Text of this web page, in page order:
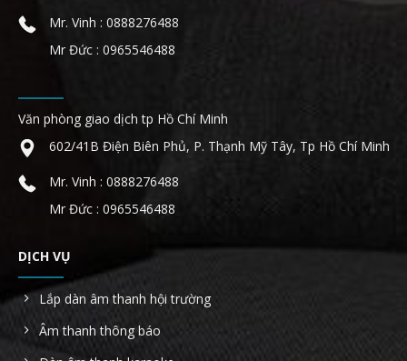
Mr. Vinh : 0888276488
Mr Đức : 0965546488
Văn phòng giao dịch tp Hồ Chí Minh
602/41B Điện Biên Phủ, P. Thạnh Mỹ Tây, Tp Hồ Chí Minh
Mr. Vinh : 0888276488
Mr Đức : 0965546488
DỊCH VỤ
Lắp dàn âm thanh hội trường
Âm thanh thông báo